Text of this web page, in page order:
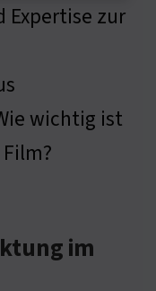
Expertise zur
wichtig ist
im